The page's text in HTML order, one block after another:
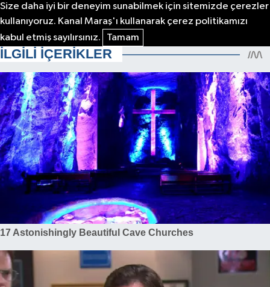
Size daha iyi bir deneyim sunabilmek için sitemizde çerezler
kullanıyoruz. Kanal Maraş'ı kullanarak çerez politikamızı
kabul etmiş sayılırsınız.
Tamam